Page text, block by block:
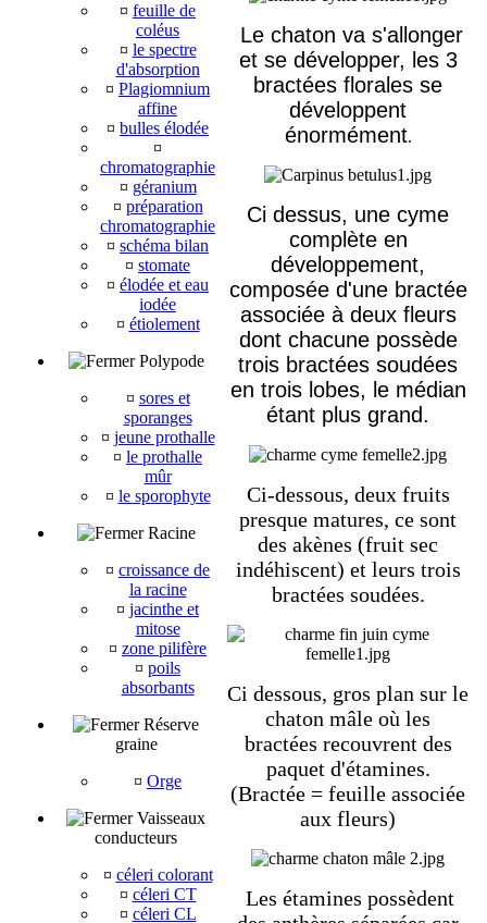
¤ feuille de
coléus
¤ le spectre
d'absorption
¤ Plagiomnium
affine
¤ bulles élodée
¤
chromatographie
¤ géranium
¤ préparation
chromatographie
¤ schéma bilan
¤ stomate
¤ élodée et eau
iodée
¤ étiolement
Polypode
¤ sores et
sporanges
¤ jeune prothalle
¤ le prothalle
mûr
¤ le sporophyte
Racine
¤ croissance de
la racine
¤ jacinthe et
mitose
¤ zone pilifère
¤ poils
absorbants
Réserve
graine
¤ Orge
Vaisseaux
conducteurs
¤ céleri colorant
¤ céleri CT
¤ céleri CL
Le chaton va s'allonger
et se développer, les 3
bractées florales se
développent
énormément.
Ci dessus, une cyme
complète en
développement,
composée d'une bractée
associée à deux fleurs
dont chacune possède
trois bractées soudées
en trois lobes, le médian
étant plus grand.
Ci-dessous, deux fruits
presque matures, ce sont
des akènes (fruit sec
indéhiscent) et leurs trois
bractées soudées.
Ci dessous, gros plan sur le
chaton mâle où les
bractées recouvrent des
paquet d'étamines.
(Bractée = feuille associée
aux fleurs)
Les étamines possèdent